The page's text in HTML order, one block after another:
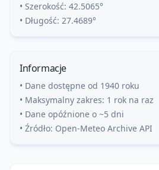
• Szerokość: 42.5065°
• Długość: 27.4689°
Informacje
• Dane dostępne od 1940 roku
• Maksymalny zakres: 1 rok na raz
• Dane opóźnione o ~5 dni
• Źródło: Open-Meteo Archive API